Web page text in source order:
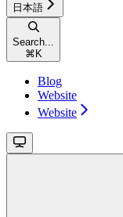
日本語
Search...
⌘ K
Blog
Website
Website